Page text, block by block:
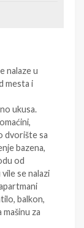
nalaze u
mesta i
ukusa.
dvorište sa
bazena,
od
se nalazi
balkon,
za